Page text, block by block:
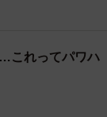
になっているの
との回答でし
とてもモヤモヤ
これってパワハ